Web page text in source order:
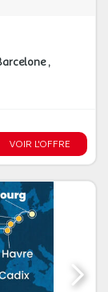
VOIR L'OFFRE